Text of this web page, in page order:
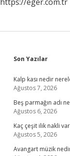
Sidebar
Son Yazılar
Kalp kası nedir
Ağustos 7, 2026
Beş parmağın adı
Ağustos 6, 2026
Kaç çeşit ilik nakli
Ağustos 5, 2026
Avangart müzik